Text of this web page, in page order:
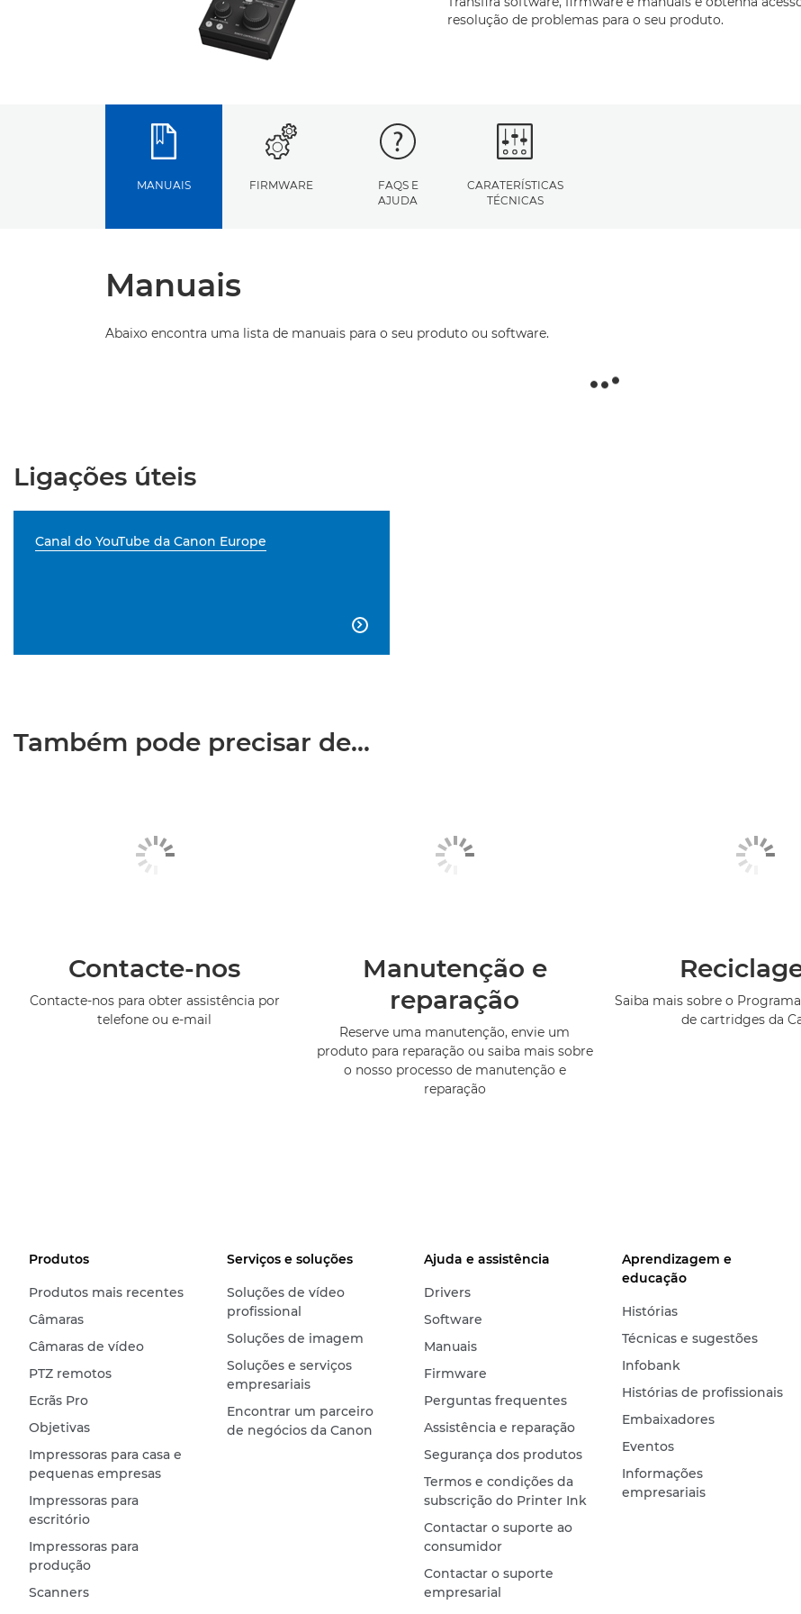
resolução de problemas para o seu produto.
MANUAIS FIRMWARE
FAQS E
AJUDA
CARATERÍSTICAS
TÉCNICAS
Manuais
Abaixo encontra uma lista de manuais para o seu produto ou software.
Ligações úteis
Canal do YouTube da Canon Europe

Também pode precisar de...
Contacte-nos
Contacte-nos para obter assistência por
telefone ou e-mail
Manutenção e
reparação
Reserve uma manutenção, envie um
produto para reparação ou saiba mais sobre
o nosso processo de manutenção e
reparação
Saiba mais sobre o
de cartridges da
Produtos
Produtos mais recentes
Câmaras
Câmaras de vídeo
PTZ remotos
Ecrãs Pro
Objetivas
Impressoras para casa e
pequenas empresas
Impressoras para
escritório
Impressoras para
produção
Scanners
Serviços e soluções
Soluções de vídeo
profissional
Soluções de imagem
Soluções e serviços
empresariais
Encontrar um parceiro
de negócios da Canon
Ajuda e assistência
Drivers
Software
Manuais
Firmware
Perguntas frequentes
Assistência e reparação
Segurança dos produtos
Termos e condições da
subscrição do Printer Ink
Contactar o suporte ao
consumidor
Contactar o suporte
empresarial
Aprendizagem e
educação
Histórias
Técnicas e sugestões
Infobank
Histórias de profissionais
Embaixadores
Eventos
Informações
empresariais